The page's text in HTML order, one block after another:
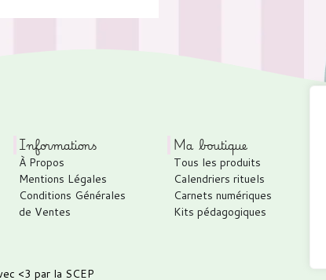
Informations
À Propos
Mentions Légales
Conditions Générales
de Ventes
Ma boutique
Tous les produits
Calendriers rituels
Carnets numériques
Kits pédagogiques
<3 par la SCEP